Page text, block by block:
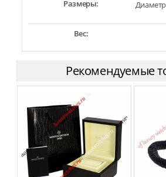
Размеры:
Вес:
Рекомендуемые